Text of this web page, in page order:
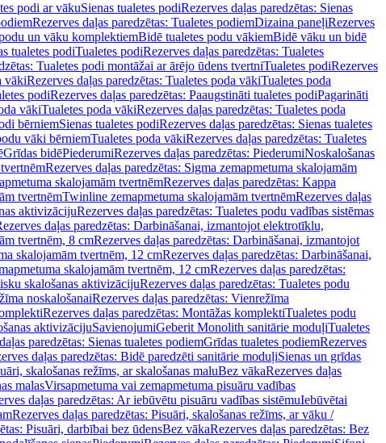
podi ar vākuSienas tualetes podiRezerves daļas paredzētas: Sienas
Rezerves daļas paredzētas: Tualetes podiemDizaina paneļiRezerves
un vāku komplektiemBidē tualetes podu vākiemBidē vāku un bidē
tualetes podiTualetes podiRezerves daļas paredzētas: Tualetes
Tualetes podi montāžai ar ārējo ūdens tvertniTualetes podiRezerves
vākiRezerves daļas paredzētas: Tualetes poda vākiTualetes poda
podiRezerves daļas paredzētas: Paaugstināti tualetes podiPagarināti
vākiTualetes poda vākiRezerves daļas paredzētas: Tualetes poda
bērniemSienas tualetes podiRezerves daļas paredzētas: Sienas tualetes
vāki bērniemTualetes poda vākiRezerves daļas paredzētas: Tualetes
Grīdas bidēPiederumiRezerves daļas paredzētas: PiederumiNoskalošanas
Rezerves daļas paredzētas: Sigma zemapmetuma skalojamām
skalojamām tvertnēmRezerves daļas paredzētas: Kappa
tvertnēmTwinline zemapmetuma skalojamām tvertnēmRezerves daļas
aktivizācijuRezerves daļas paredzētas: Tualetes podu vadības sistēmas
daļas paredzētas: Darbināšanai, izmantojot elektrotīklu,
tvertnēm, 8 cmRezerves daļas paredzētas: Darbināšanai, izmantojot
skalojamām tvertnēm, 12 cmRezerves daļas paredzētas: Darbināšanai,
skalojamām tvertnēm, 12 cmRezerves daļas paredzētas:
skalošanas aktivizācijuRezerves daļas paredzētas: Tualetes podu
noskalošanaiRezerves daļas paredzētas: Vienrežīma
Rezerves daļas paredzētas: Montāžas komplektiTualetes podu
aktivizācijuSavienojumiGeberit Monolith sanitārie moduļiTualetes
paredzētas: Sienas tualetes podiemGrīdas tualetes podiemRezerves
daļas paredzētas: Bidē paredzēti sanitārie moduļiSienas un grīdas
skalošanas režīms, ar skalošanas maluBez vākaRezerves daļas
malasVirsapmetuma vai zemapmetuma pisuāru vadības
daļas paredzētas: Ar iebūvētu pisuāru vadības sistēmuIebūvētai
Rezerves daļas paredzētas: Pisuāri, skalošanas režīms, ar vāku /
Pisuāri, darbībai bez ūdensBez vākaRezerves daļas paredzētas: Bez